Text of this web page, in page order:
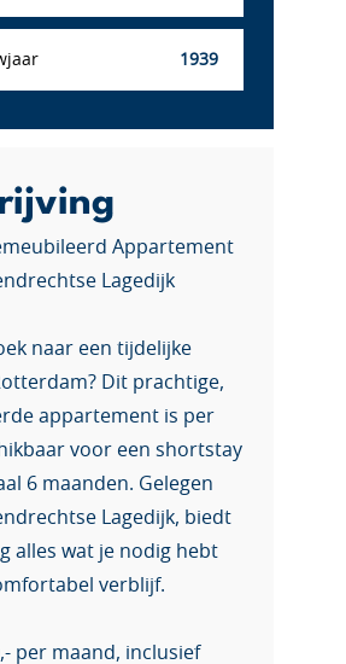
1939
Appartement
Lagedijk
naar een tijdelijke
Dit prachtige,
appartement is per
voor een shortstay
6 maanden. Gelegen
Lagedijk, biedt
alles wat je nodig hebt
verblijf.
per maand, inclusief